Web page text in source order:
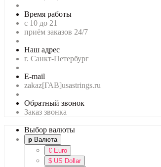
Время работы
с 10 до 21
приём заказов 24/7
Наш адрес
г. Санкт-Петербург
E-mail
zakaz[ГАВ]usastrings.ru
Обратный звонок
Заказ звонка
Выбор валюты
р Валюта
€ Euro
$ US Dollar